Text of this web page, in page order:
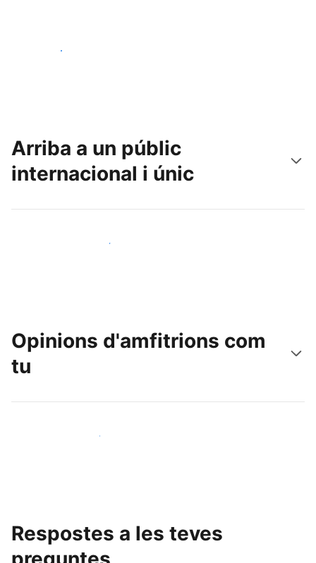
Comença avui
Arriba a un públic
internacional i únic
Arriba a nous clients avui mateix
Opinions d'amfitrions com
tu
Uneix-te a amfitrions com tu
Respostes a les teves